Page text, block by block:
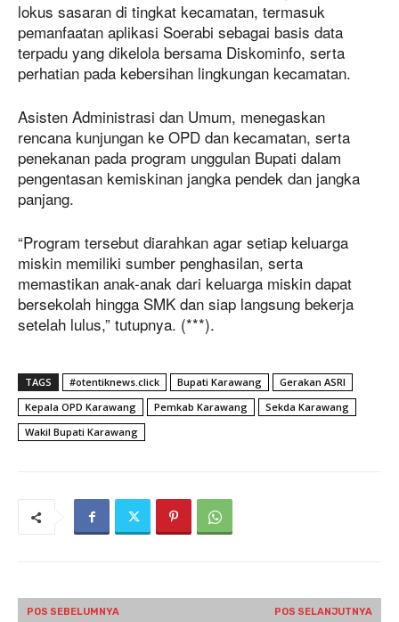
lokus sasaran di tingkat kecamatan, termasuk
pemanfaatan aplikasi Soerabi sebagai basis data
terpadu yang dikelola bersama Diskominfo, serta
perhatian pada kebersihan lingkungan kecamatan.
Asisten Administrasi dan Umum, menegaskan
rencana kunjungan ke OPD dan kecamatan, serta
penekanan pada program unggulan Bupati dalam
pengentasan kemiskinan jangka pendek dan jangka
panjang.
“Program tersebut diarahkan agar setiap keluarga
miskin memiliki sumber penghasilan, serta
memastikan anak-anak dari keluarga miskin dapat
bersekolah hingga SMK dan siap langsung bekerja
setelah lulus,” tutupnya. (***).
TAGS #otentiknews.click Bupati Karawang
Gerakan ASRI
Kepala OPD Karawang
Pemkab Karawang
Sekda Karawang
Wakil Bupati Karawang
POS SEBELUMNYA POS SELANJUTNYA